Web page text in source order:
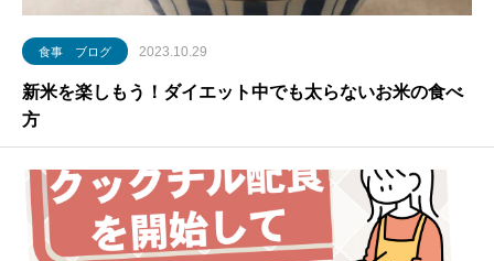
食事 ブログ 2023.10.29
新米を楽しもう！ダイエット中でも太らないお米の食べ
方